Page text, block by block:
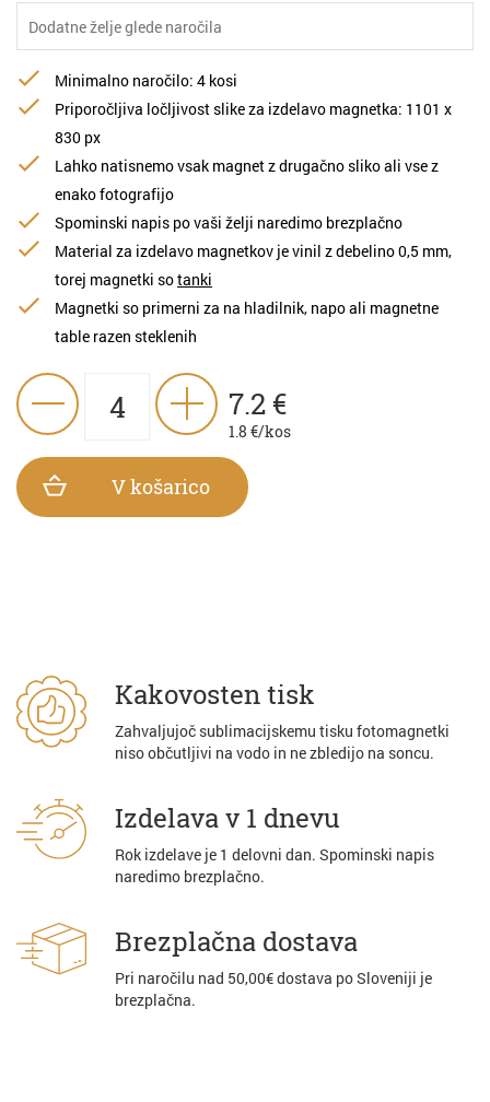
Minimalno naročilo: 4 kosi
Priporočljiva ločljivost slike za izdelavo magnetka: 1101 х
830 px
Lahko natisnemo vsak magnet z drugačno sliko ali vse z
enako fotografijo
Spominski napis po vaši želji naredimo brezplačno
Material za izdelavo magnetkov je vinil z debelino 0,5 mm,
torej magnetki sotanki
Magnetki so primerni za na hladilnik, napo ali magnetne
table razen steklenih
7.2 €
1.8 €/kos
V košarico
Kakovosten tisk
Zahvaljujoč sublimacijskemu tisku fotomagnetki
niso občutljivi na vodo in ne zbledijo na soncu.
Izdelava v 1 dnevu
Rok izdelave je 1 delovni dan. Spominski napis
naredimo brezplačno.
Brezplačna dostava
Pri naročilu nad 50,00€ dostava po Sloveniji je
brezplačna.